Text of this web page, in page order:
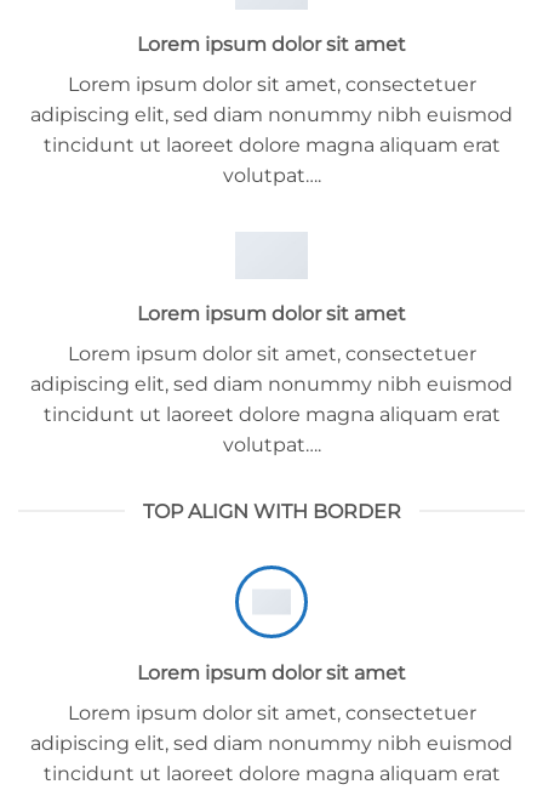
Lorem ipsum dolor sit amet
Lorem ipsum dolor sit amet, consectetuer
adipiscing elit, sed diam nonummy nibh euismod
tincidunt ut laoreet dolore magna aliquam erat
volutpat….
Lorem ipsum dolor sit amet
Lorem ipsum dolor sit amet, consectetuer
adipiscing elit, sed diam nonummy nibh euismod
tincidunt ut laoreet dolore magna aliquam erat
volutpat….
TOP ALIGN WITH BORDER
Lorem ipsum dolor sit amet
Lorem ipsum dolor sit amet, consectetuer
adipiscing elit, sed diam nonummy nibh euismod
tincidunt ut laoreet dolore magna aliquam erat